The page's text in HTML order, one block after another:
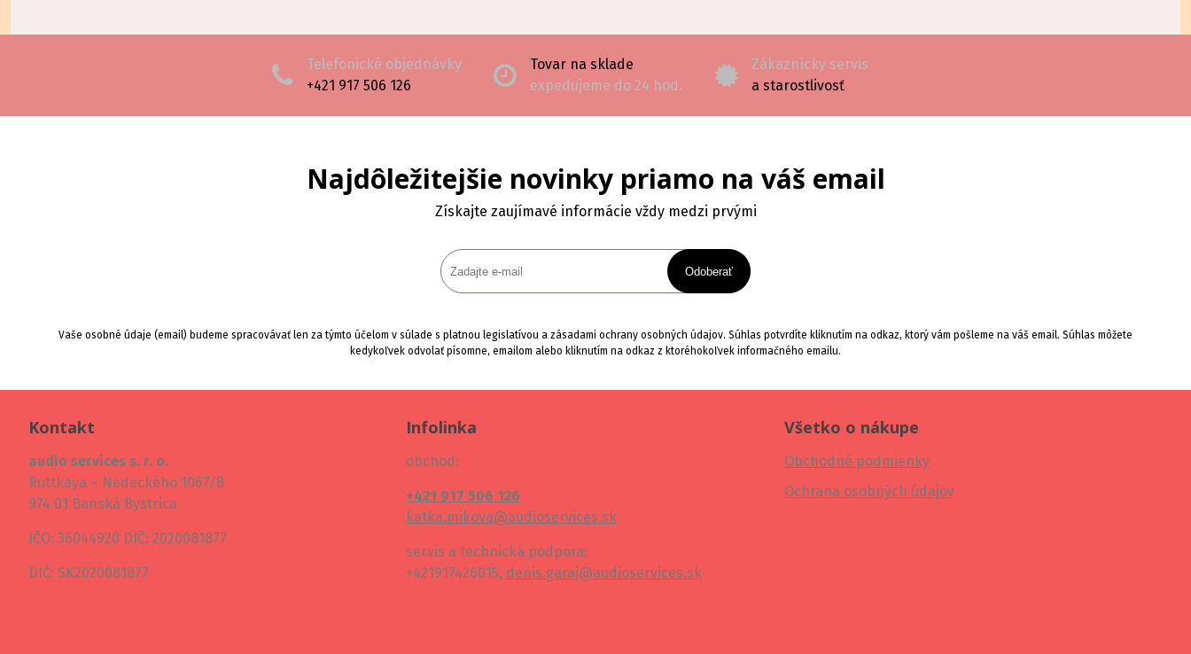
Telefonické objednávky
+421 917 506 126
Tovar na sklade
expedujeme do 24 hod.
Zákaznícky servis
a starostlivosť
Najdôležitejšie novinky priamo na váš email
Získajte zaujímavé informácie vždy medzi prvými
Odoberať
Vaše osobné údaje (email) budeme spracovávať len za týmto účelom v súlade s platnou legislatívou a zásadami ochrany osobných údajov. Súhlas potvrdíte kliknutím na odkaz, ktorý vám pošleme na váš email. Súhlas môžete
kedykoľvek odvolať písomne, emailom alebo kliknutím na odkaz z ktoréhokoľvek informačného emailu.
Kontakt
audio services s. r. o.
Ruttkaya – Nedeckého 1067/8
974 01 Banská Bystrica
IČO: 36044920 DIČ: 2020081877
DIČ: SK2020081877
Infolinka
obchod:
+421 917 506 126
katka.mikova@audioservices.sk
servis a technická podpora:
+421917426015, denis.garaj@audioservices.sk
Všetko o nákupe
Obchodné podmienky
Ochrana osobných údajov